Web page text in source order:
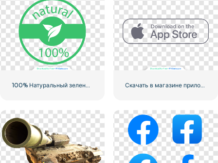
Скачать в магазине приложений Linear Button